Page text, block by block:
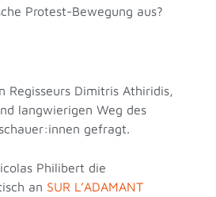
Protest-Bewegung aus?
Regisseurs Dimitris Athiridis,
langwierigen Weg des
gefragt.
Philibert die
an SUR L’ADAMANT